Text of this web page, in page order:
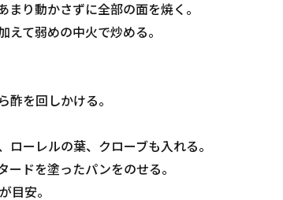
り動かさずに全部の面を焼く。
て弱めの中火で炒める。
酢を回しかける。
ーレルの葉、クローブも入れる。
ドを塗ったパンをのせる。
目安。